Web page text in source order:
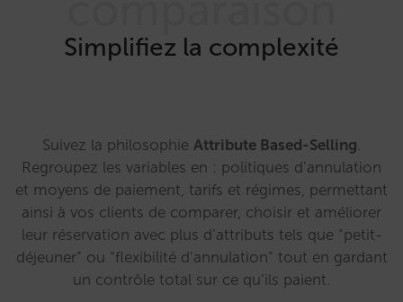
Simplifiez la complexité
Suivez la philosophie Attribute Based-Selling
Regroupez les variables en : politiques d’annulation
et moyens de paiement, tarifs et régimes, permettant
ainsi à vos clients de comparer, choisir et améliorer
leur réservation avec plus d’attributs tels que “petit-
déjeuner” ou “flexibilité d’annulation” tout en gardant
un contrôle total sur ce qu’ils paient.